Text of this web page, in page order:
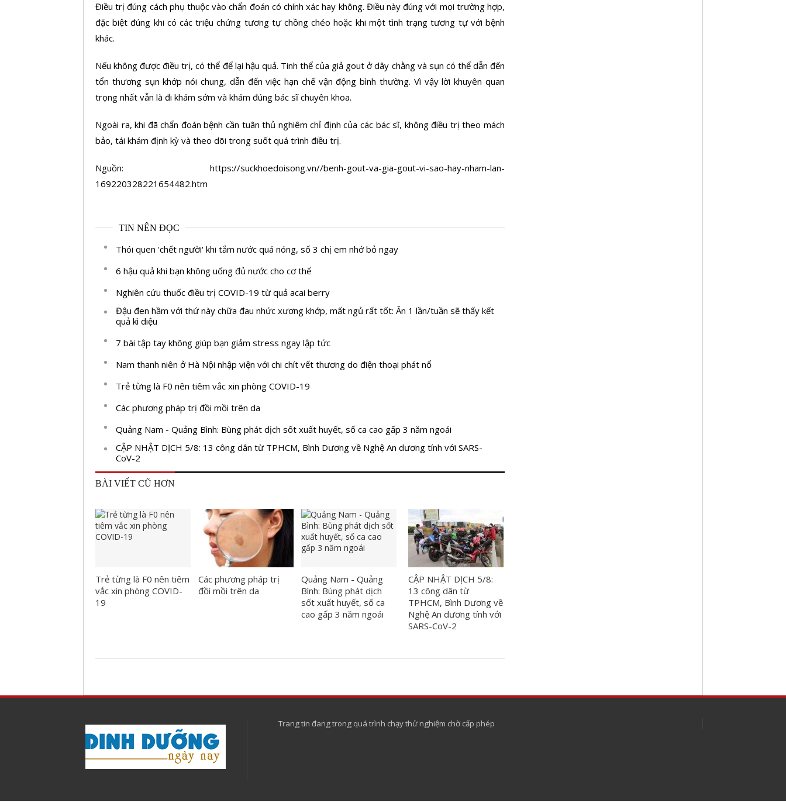
Điều trị đúng cách phụ thuộc vào chẩn đoán có chính xác hay không. Điều này đúng với mọi trường hợp,
đặc biệt đúng khi có các triệu chứng tương tự chồng chéo hoặc khi một tình trạng tương tự với bệnh
khác.
Nếu không được điều trị, có thể để lại hậu quả. Tinh thể của giả gout ở dây chằng và sụn có thể dẫn đến
tổn thương sụn khớp nói chung, dẫn đến việc hạn chế vận động bình thường. Vì vậy lời khuyên quan
trọng nhất vẫn là đi khám sớm và khám đúng bác sĩ chuyên khoa.
Ngoài ra, khi đã chẩn đoán bệnh cần tuân thủ nghiêm chỉ định của các bác sĩ, không điều trị theo mách
bảo, tái khám định kỳ và theo dõi trong suốt quá trình điều trị.
Nguồn: https://suckhoedoisong.vn//benh-gout-va-gia-gout-vi-sao-hay-nham-lan-
169220328221654482.htm
TIN NÊN ĐỌC
Thói quen 'chết người' khi tắm nước quá nóng, số 3 chị em nhớ bỏ ngay
6 hậu quả khi bạn không uống đủ nước cho cơ thể
Nghiên cứu thuốc điều trị COVID-19 từ quả acai berry
Đậu đen hầm với thứ này chữa đau nhức xương khớp, mất ngủ rất tốt: Ăn 1 lần/tuần sẽ thấy kết
quả kì diệu
7 bài tập tay không giúp bạn giảm stress ngay lập tức
Nam thanh niên ở Hà Nội nhập viện với chi chít vết thương do điện thoại phát nổ
Trẻ từng là F0 nên tiêm vắc xin phòng COVID-19
Các phương pháp trị đồi mồi trên da
Quảng Nam - Quảng Bình: Bùng phát dịch sốt xuất huyết, số ca cao gấp 3 năm ngoái
CẬP NHẬT DỊCH 5/8: 13 công dân từ TPHCM, Bình Dương về Nghệ An dương tính với SARS-
CoV-2
BÀI VIẾT CŨ HƠN
Trẻ từng là F0 nên tiêm
vắc xin phòng COVID-
19
Các phương pháp trị
đồi mồi trên da
Quảng Nam - Quảng
Bình: Bùng phát dịch
sốt xuất huyết, số ca
cao gấp 3 năm ngoái
CẬP NHẬT DỊCH 5/8:
13 công dân từ
TPHCM, Bình Dương về
Nghệ An dương tính với
SARS-CoV-2
Trang tin đang trong quá trình chạy thử nghiệm chờ cấp phép